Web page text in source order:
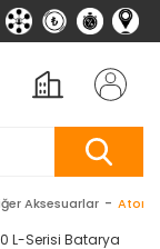
Aksesuarlar